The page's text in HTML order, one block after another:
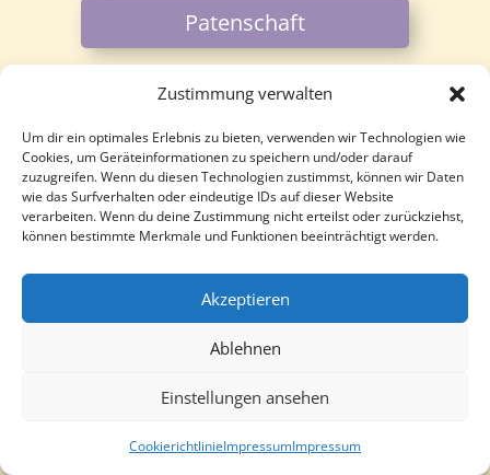
Zustimmung verwalten
Um dir ein optimales Erlebnis zu bieten, verwenden wir Technologien wie
Cookies, um Geräteinformationen zu speichern und/oder darauf
zuzugreifen. Wenn du diesen Technologien zustimmst, können wir Daten
wie das Surfverhalten oder eindeutige IDs auf dieser Website
verarbeiten. Wenn du deine Zustimmung nicht erteilst oder zurückziehst,
können bestimmte Merkmale und Funktionen beeinträchtigt werden.
Akzeptieren
Ablehnen
Einstellungen ansehen
CookierichtlinieImpressumImpressum
Patenschaft
Über uns
Ask me Anything
im spektrum mobil
Kontakt